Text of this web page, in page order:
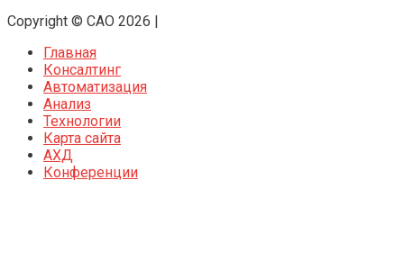
Copyright © CAO 2026 |
Главная
Консалтинг
Автоматизация
Анализ
Технологии
Карта сайта
АХД
Конференции